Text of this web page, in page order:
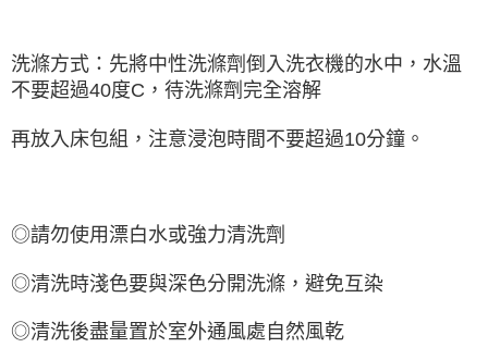
洗滌方式：先將中性洗滌劑倒入洗衣機的水中，水溫
不要超過40度C，待洗滌劑完全溶解
再放入床包組，注意浸泡時間不要超過10分鐘。
◎請勿使用漂白水或強力清洗劑
◎清洗時淺色要與深色分開洗滌，避免互染
◎清洗後盡量置於室外通風處自然風乾